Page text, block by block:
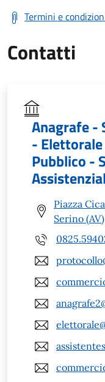
Termini e
Contatti
Anagrafe -
- Elettorale
Pubblico -
Piazza
Serino (AV)